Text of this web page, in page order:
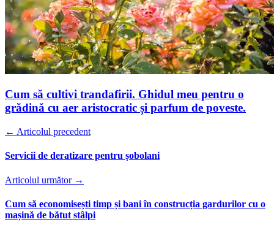
Cum să cultivi trandafirii. Ghidul meu pentru o
grădină cu aer aristocratic și parfum de poveste.
← Articolul precedent
Servicii de deratizare pentru șobolani
Articolul următor →
Cum să economisești timp și bani în construcția gardurilor cu o
mașină de bătut stâlpi